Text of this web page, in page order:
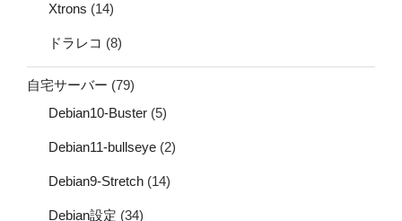
Xtrons (14)
ドラレコ (8)
自宅サーバー (79)
Debian10-Buster (5)
Debian11-bullseye (2)
Debian9-Stretch (14)
Debian設定 (34)